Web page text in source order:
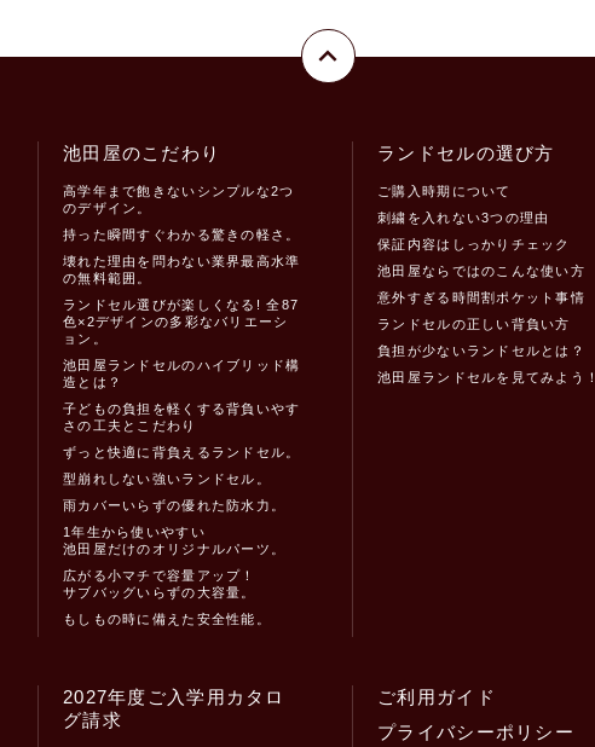
池田屋のこだわり
高学年まで飽きないシンプルな2つ
のデザイン。
持った瞬間すぐわかる驚きの軽さ。
壊れた理由を問わない業界最高水準
の無料範囲。
ランドセル選びが楽しくなる! 全87
色×2デザインの多彩なバリエーシ
ョン。
池田屋ランドセルのハイブリッド構
造とは？
子どもの負担を軽くする背負いやす
さの工夫とこだわり
ずっと快適に背負えるランドセル。
型崩れしない強いランドセル。
雨カバーいらずの優れた防水力。
1年生から使いやすい
池田屋だけのオリジナルパーツ。
広がる小マチで容量アップ！
サブバッグいらずの大容量。
もしもの時に備えた安全性能。
ランドセルの選び方
ご購入時期について
刺繍を入れない3つの理由
保証内容はしっかりチェック
池田屋ならではのこんな使い方
意外すぎる時間割ポケット事情
ランドセルの正しい背負い方
負担が少ないランドセルとは？
池田屋ランドセルを見てみよう！
2027年度ご入学用カタロ
グ請求
ご利用ガイド
プライバシーポリシー